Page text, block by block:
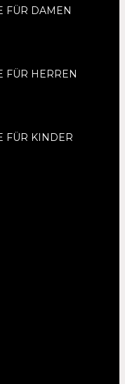
FÜR DAMEN
FÜR HERREN
FÜR KINDER